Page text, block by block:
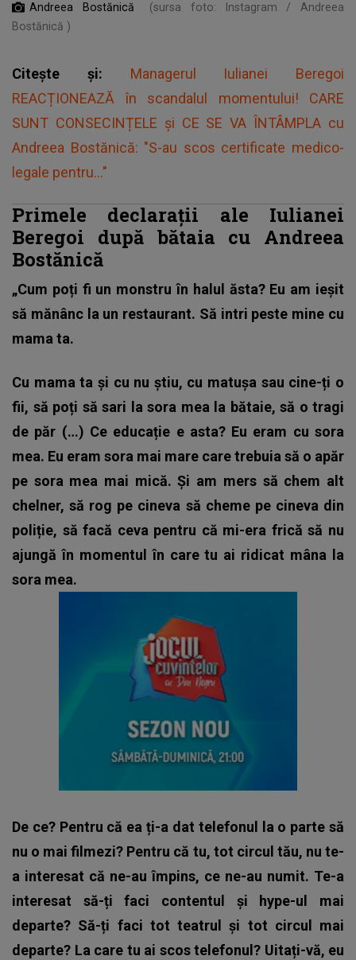
Andreea Bostănică
(sursa foto: Instagram / Andreea
Bostănică )
Citește și: Managerul Iulianei Beregoi
REACȚIONEAZĂ în scandalul momentului! CARE
SUNT CONSECINȚELE și CE SE VA ÎNTÂMPLA cu
Andreea Bostănică: "S-au scos certificate medico-
legale pentru..."
Primele declarații ale Iulianei
Beregoi după bătaia cu Andreea
Bostănică
„Cum poți fi un monstru în halul ăsta? Eu am ieșit
să mănânc la un restaurant. Să intri peste mine cu
mama ta.
Cu mama ta și cu nu știu, cu matușa sau cine-ți o
fii, să poți să sari la sora mea la bătaie, să o tragi
de păr (…) Ce educație e asta? Eu eram cu sora
mea. Eu eram sora mai mare care trebuia să o apăr
pe sora mea mai mică. Și am mers să chem alt
chelner, să rog pe cineva să cheme pe cineva din
poliție, să facă ceva pentru că mi-era frică să nu
ajungă în momentul în care tu ai ridicat mâna la
sora mea.
De ce? Pentru că ea ți-a dat telefonul la o parte să
nu o mai filmezi? Pentru că tu, tot circul tău, nu te-
a interesat că ne-au împins, ce ne-au numit. Te-a
interesat să-ți faci contentul și hype-ul mai
departe? Să-ți faci tot teatrul și tot circul mai
departe? La care tu ai scos telefonul? Uitați-vă, eu